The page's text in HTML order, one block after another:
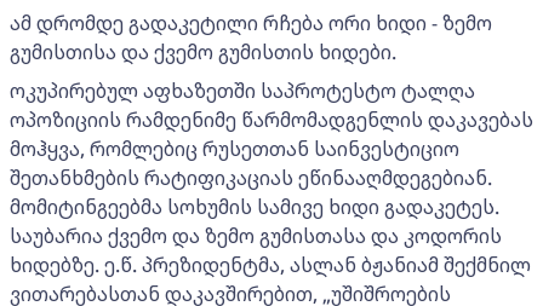
ამ დრომდე გადაკეტილი რჩება ორი ხიდი - ზემო
გუმისთისა და ქვემო გუმისთის ხიდები.
ოკუპირებულ აფხაზეთში საპროტესტო ტალღა
ოპოზიციის რამდენიმე წარმომადგენლის დაკავებას
მოჰყვა, რომლებიც რუსეთთან საინვესტიციო
შეთანხმების რატიფიკაციას ეწინააღმდეგებიან.
მომიტინგეებმა სოხუმის სამივე ხიდი გადაკეტეს.
საუბარია ქვემო და ზემო გუმისთასა და კოდორის
ხიდებზე. ე.წ. პრეზიდენტმა, ასლან ბჟანიამ შექმნილ
ვითარებასთან დაკავშირებით, „უშიშროების